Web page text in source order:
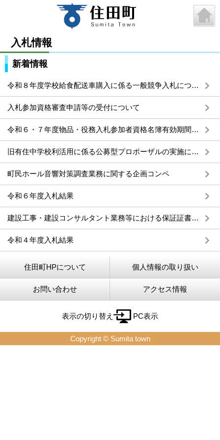
入札情報
新着情報
令和８年度学校給食配送車購入に係る一般競争入札について
入札参加資格審査申請等の受付について
令和６・７年度物品・役務入札参加者資格名簿有効期間の延長について
旧有住中学校利活用に係る公募型プロポーザルの実施について
町民ホール音響対策調査業務に関する企画コンペ
令和６年度入札結果
建設工事・建設コンサルタント業務等における保証証書の電子化（電子保証）について
令和４年度入札結果
住田町HPについて 個人情報の取り扱い
お問い合わせ アクセス情報
表示の切り替え PC表示
Copyright © Sumita town